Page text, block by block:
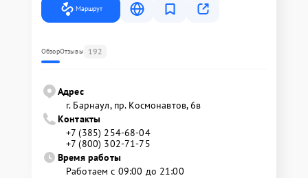
Маршрут
ОбзорОтзывы 192
Адрес
г. Барнаул, ​пр. Космонавтов, 6в
Контакты
+7 (385) 254-68-04
+7 (800) 302-71-75
Время работы
Работаем с 09:00 до 21:00